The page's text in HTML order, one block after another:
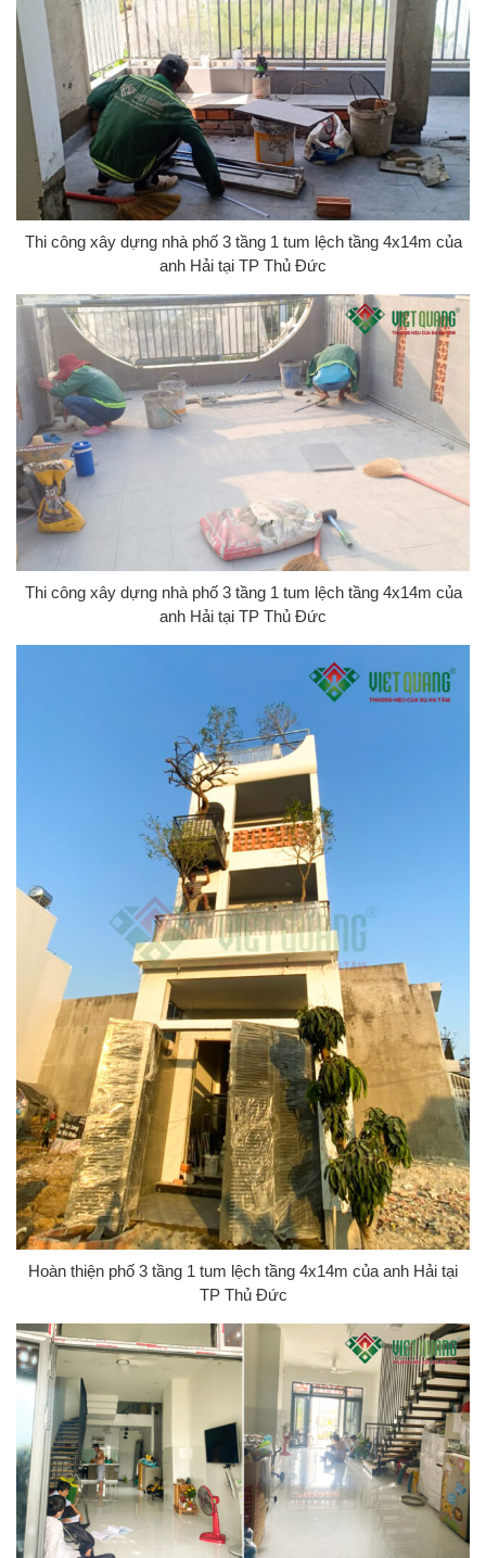
Thi công xây dựng nhà phố 3 tầng 1 tum lệch tầng 4x14m của
anh Hải tại TP Thủ Đức
Thi công xây dựng nhà phố 3 tầng 1 tum lệch tầng 4x14m của
anh Hải tại TP Thủ Đức
Hoàn thiện phố 3 tầng 1 tum lệch tầng 4x14m của anh Hải tại
TP Thủ Đức